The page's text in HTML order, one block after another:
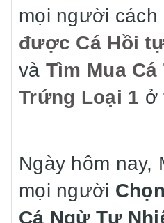
mọi người cách
được Cá Hồi
và Tìm Mua
Trứng Loại 1 ở
Ngày hôm nay,
mọi người
Cá Ngừ Tự